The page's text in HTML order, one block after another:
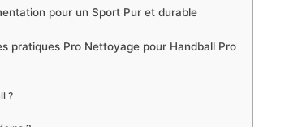
pour un Sport Pur et durable
pratiques Pro Nettoyage pour Handball Pro
?